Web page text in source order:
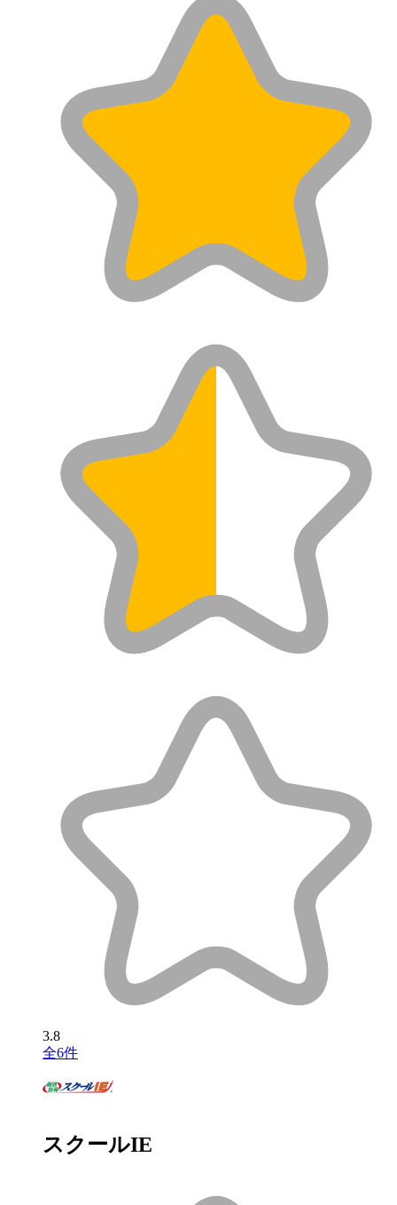
3.8
全6件
スクールIE